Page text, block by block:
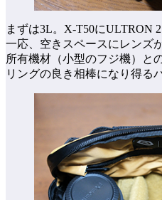
まずは3L。X-T50にULTRON
一応、空きスペースにレンズ
所有機材（小型のフジ機）と
リングの良き相棒になり得る